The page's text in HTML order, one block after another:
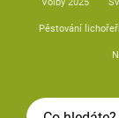
Pěstování